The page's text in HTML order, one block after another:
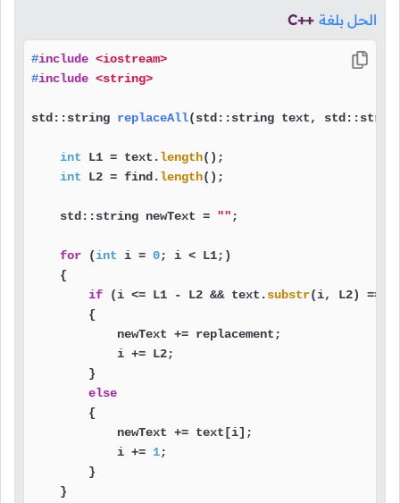
الحل بلغة C++
#include <iostream>
#include <string>
std::string replaceAll(std::string text,
int L1 = text.length();
int L2 = find.length();
    std::string newText =
"" ;
for (int i = 0; i < L1;)
    {
if (i <= L1 - L2 && text.substr(i, L2) ==
        {
            newText += replacement;
            i += L2;
        }
else
        {
            newText += text[i];
            i +=
1;
        }
    }